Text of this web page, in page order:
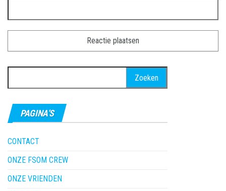
naar:
PAGINA’S
CONTACT
ONZE FSOM CREW
ONZE VRIENDEN